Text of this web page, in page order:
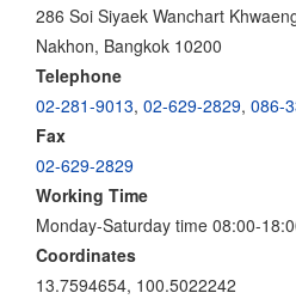
286 Soi Siyaek Wanchart
Nakhon, Bangkok 10200
Telephone
02-281-9013, 02-629-2829, 086-
Fax
02-629-2829
Working Time
Monday-Saturday time 08:00-
Coordinates
13.7594654, 100.5022242